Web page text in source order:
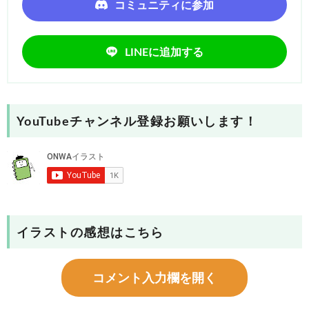
コミュニティに参加
LINEに追加する
YouTubeチャンネル登録お願いします！
イラストの感想はこちら
コメント入力欄を開く